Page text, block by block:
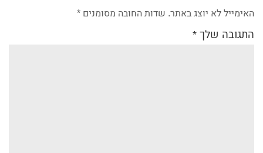
האימייל לא יוצג באתר. שדות החובה מסומנים *
התגובה שלך*